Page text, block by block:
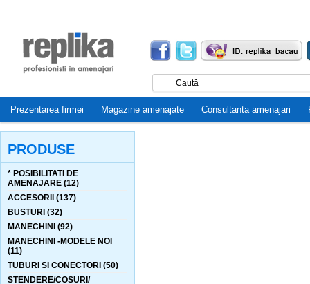
Prezentarea firmei Magazine amenajate Consultanta amenajari
PRODUSE
* POSIBILITATI DE
AMENAJARE (12)
ACCESORII (137)
BUSTURI (32)
MANECHINI (92)
MANECHINI -MODELE NOI
(11)
TUBURI SI CONECTORI (50)
STENDERE/COSURI/